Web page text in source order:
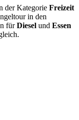
der Kategorie Freizeit
in den
fürDiesel und Essen